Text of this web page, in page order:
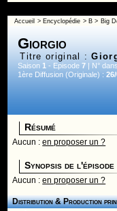
Accueil > Encyclopédie > B > Big
Giorgio
Titre original :
Saison1 - Episode7 | N°
1ère Diffusion (Originale) :
Résumé
Aucun :en proposer un ?
Synopsis de l'épisode
Aucun :en proposer un ?
Distribution & Production